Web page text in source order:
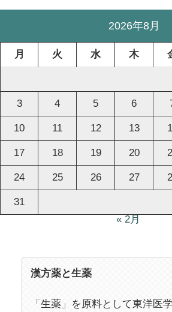
2026年8月
月 火 水 木
3 4 5 6
10 11 12 13
17 18 19 20
24 25 26 27
31
« 2月
漢方薬と生薬
「生薬」を原料として東洋医